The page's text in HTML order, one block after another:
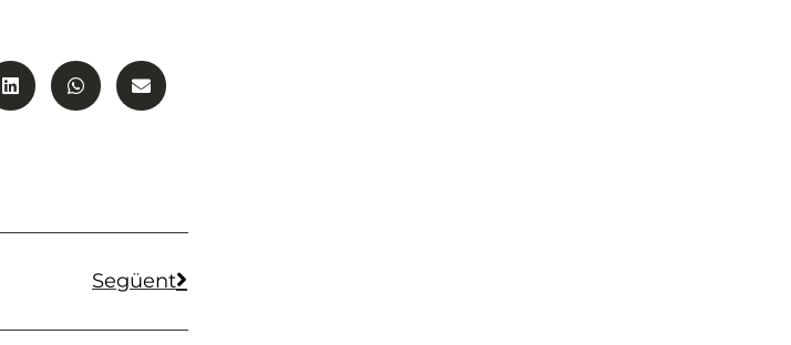
Següent